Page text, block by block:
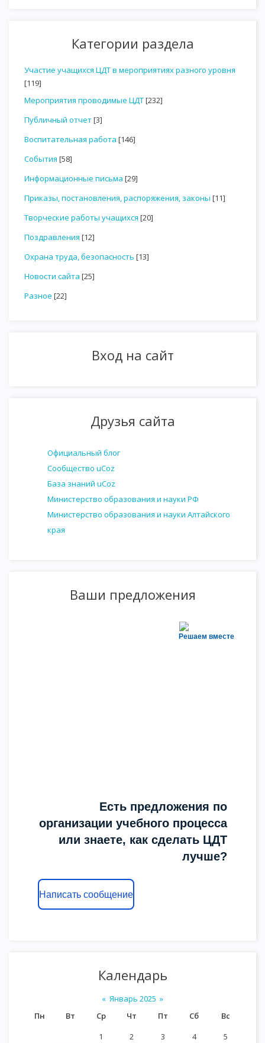
Категории раздела
Участие учащихся ЦДТ в мероприятиях разного уровня
[119]
Мероприятия проводимые ЦДТ[232]
Публичный отчет[3]
Воспитательная работа [146]
События [58]
Информационные письма [29]
Приказы, постановления, распоряжения, законы [11]
Творческие работы учащихся [20]
Поздравления [12]
Охрана труда, безопасность [13]
Новости сайта [25]
Разное [22]
Вход на сайт
Друзья сайта
Официальный блог
Сообщество uCoz
База знаний uCoz
Министерство образования и науки РФ
Министерство образования и науки Алтайского
края
Ваши предложения
Решаем вместе
Есть предложения по
организации учебного процесса
или знаете, как сделать ЦДТ
лучше?
Написать сообщение
Календарь
« Январь 2025 »
Пн
Вт Ср Чт Пт Сб
Вс
1
2 3 4
5